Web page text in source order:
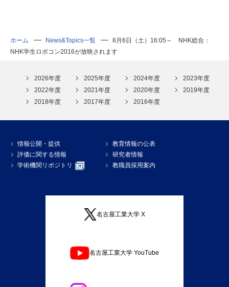
ホーム News&Topics一覧
8月6日（土）16:05～ NHK総合：
NHK学生ロボコン2016が放映されます
2026年度 2025年度 2024年度
2023年度
2022年度
2021年度 2020年度
2019年度
2018年度
2017年度 2016年度
情報公開・提供
教育情報の公表
評価に関する情報
研究者情報
学術機関リポジトリ
教職員採用案内
名古屋工業大学 X
名古屋工業大学 YouTube